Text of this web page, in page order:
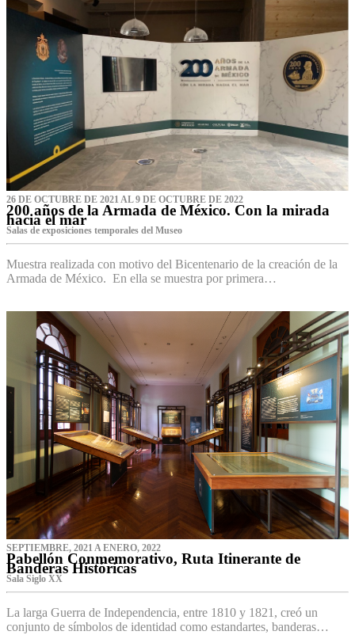
26 DE OCTUBRE DE 2021 AL 9 DE OCTUBRE DE 2022
200 años de la Armada de México. Con la mirada
hacia el mar
Salas de exposiciones temporales del Museo‌
Muestra realizada con motivo del Bicentenario de la creación de la
Armada de México. En ella se muestra por primera…
SEPTIEMBRE, 2021 A ENERO, 2022
Pabellón Conmemorativo, Ruta Itinerante de
Banderas Históricas
Sala Siglo XX
La larga Guerra de Independencia, entre 1810 y 1821, creó un
conjunto de símbolos de identidad como estandartes, banderas…